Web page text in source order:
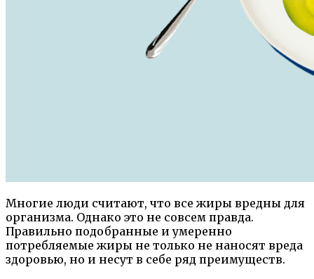
Многие люди считают, что все жиры вредны для
организма. Однако это не совсем правда.
Правильно подобранные и умеренно
потребляемые жиры не только не наносят вреда
здоровью, но и несут в себе ряд преимуществ.